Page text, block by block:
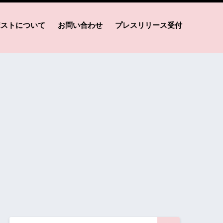
トについて お問い合わせ プレスリリース受付